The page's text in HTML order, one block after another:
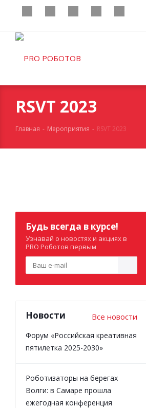
RSVT 2023
Главная - Мероприятия - RSVT 2023
Будь всегда в курсе!
Узнавай о новостях и акциях в
PRO Роботов первым
Новости Все новости
Форум «Российская креативная
пятилетка 2025-2030»
Роботизаторы на берегах
Волги: в Самаре прошла
ежегодная конференция